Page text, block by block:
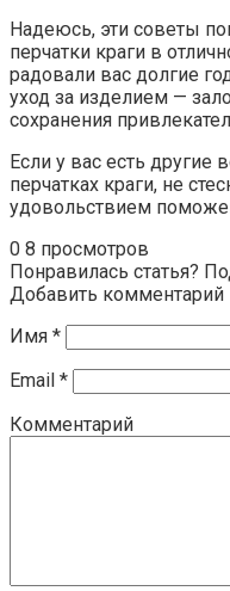
Надеюсь, эти советы
перчатки краги в
радовали вас долгие
уход за изделием —
сохранения
Если у вас есть другие
перчатках краги, не
удовольствием
0 8 просмотров
Понравилась статья?
Добавить комментарий
Имя *
Email *
Комментарий